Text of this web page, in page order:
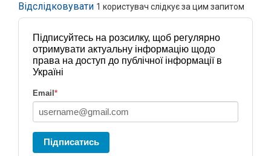
Відслідковувати 1 користувач слідкує за цим запитом
Підписуйтесь на розсилку, щоб регулярно
отримувати актуальну інформацію щодо
права на доступ до публічної інформації в
Україні
Email *
Підписатись